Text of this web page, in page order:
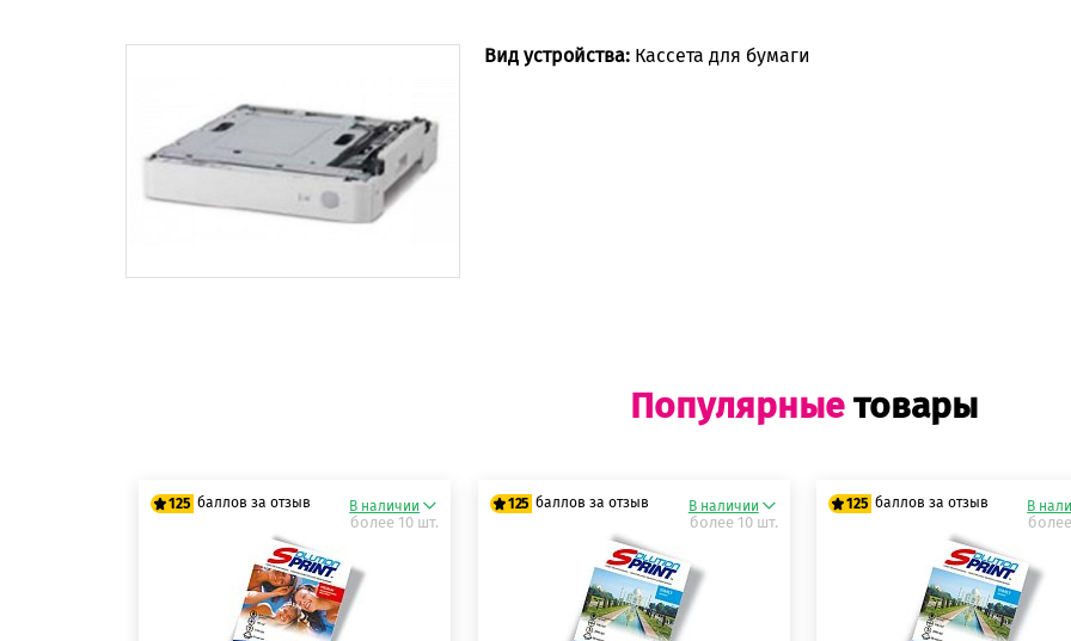
Вид устройства: Кассета для бумаги
Популярныетовары
125 баллов за отзыв
125 баллов
125 баллов
В наличии
более 10 шт.
125 баллов за отзыв
125 баллов
125 баллов
В наличии
более 10 шт.
125 баллов за отзыв
125 баллов
125 баллов
В